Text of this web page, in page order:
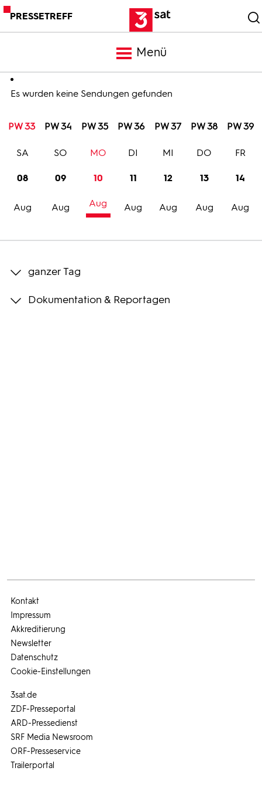
PRESSETREFF
Menü
Meldungen
Programm
Trailer
Bilder
Es wurden keine Sendungen gefunden
PW 33 PW 34 PW 35 PW 36 PW 37 PW 38 PW 39
08
Aug
SA
09
Aug
SO
10
Aug
MO
11
Aug
DI
12
Aug
MI
13
Aug
DO
14
Aug
FR
ganzer Tag
Dokumentation & Reportagen
3sat.de
ZDF-Presseportal
ARD-Pressedienst
SRF Media Newsroom
ORF-Presseservice
Trailerportal
Kontakt
Impressum
Akkreditierung
Newsletter
Datenschutz
Cookie-Einstellungen